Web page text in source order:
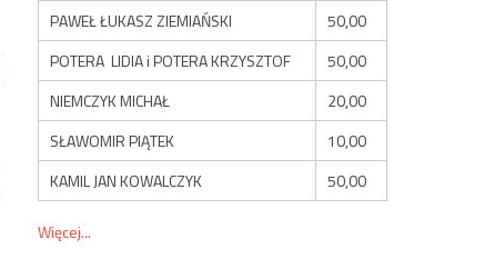
PAWEŁ ŁUKASZ ZIEMIAŃSKI
50,00
POTERA LIDIA i POTERA KRZYSZTOF
50,00
NIEMCZYK MICHAŁ
20,00
SŁAWOMIR PIĄTEK
10,00
KAMIL JAN KOWALCZYK
50,00
Więcej...